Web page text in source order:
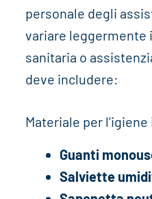
personale degli
variare leggermente
sanitaria o
deve includere:
Materiale per
Guanti
Salviette